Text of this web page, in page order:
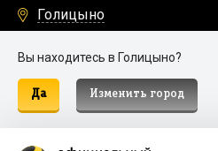
Голицыно
Вы находитесь в Голицыно?
Да Изменить город